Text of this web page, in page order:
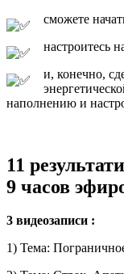
сможете
настроитесь
и, конечно,
наполнению и
11
9 часов
3 видеозаписи :
1) Тема: